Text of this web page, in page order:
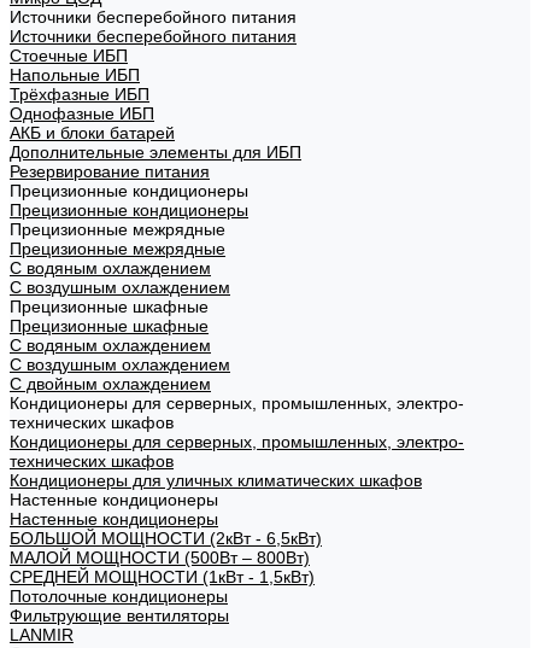
Источники бесперебойного питания
Источники бесперебойного питания
Стоечные ИБП
Напольные ИБП
Трёхфазные ИБП
Однофазные ИБП
АКБ и блоки батарей
Дополнительные элементы для ИБП
Резервирование питания
Прецизионные кондиционеры
Прецизионные кондиционеры
Прецизионные межрядные
Прецизионные межрядные
С водяным охлаждением
С воздушным охлаждением
Прецизионные шкафные
Прецизионные шкафные
С водяным охлаждением
С воздушным охлаждением
С двойным охлаждением
Кондиционеры для серверных, промышленных, электро-
технических шкафов
Кондиционеры для серверных, промышленных, электро-
технических шкафов
Кондиционеры для уличных климатических шкафов
Настенные кондиционеры
Настенные кондиционеры
БОЛЬШОЙ МОЩНОСТИ (2кВт - 6,5кВт)
МАЛОЙ МОЩНОСТИ (500Вт – 800Вт)
СРЕДНЕЙ МОЩНОСТИ (1кВт - 1,5кВт)
Потолочные кондиционеры
Фильтрующие вентиляторы
LANMIR